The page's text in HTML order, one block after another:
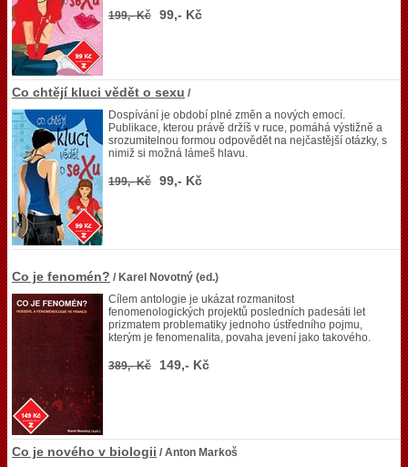
199,- Kč 99,- Kč
Co chtějí kluci vědět o sexu /
Dospívání je období plné změn a nových emocí.
Publikace, kterou právě držíš v ruce, pomáhá výstižně a
srozumitelnou formou odpovědět na nejčastější otázky, s
nimiž si možná lámeš hlavu.
199,- Kč 99,- Kč
Co je fenomén? / Karel Novotný (ed.)
Cílem antologie je ukázat rozmanitost
fenomenologických projektů posledních padesáti let
prizmatem problematiky jednoho ústředního pojmu,
kterým je fenomenalita, povaha jevení jako takového.
389,- Kč 149,- Kč
Co je nového v biologii / Anton Markoš